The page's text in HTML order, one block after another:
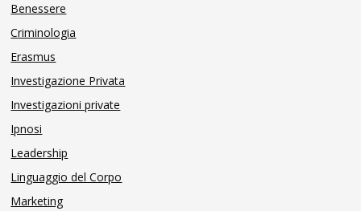
Benessere
Criminologia
Erasmus
Investigazione Privata
Investigazioni private
Ipnosi
Leadership
Linguaggio del Corpo
Marketing